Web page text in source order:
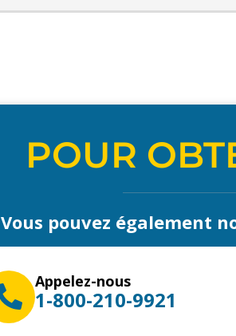
POUR
Vous pouvez également
Appelez-nous
1-800-210-9921